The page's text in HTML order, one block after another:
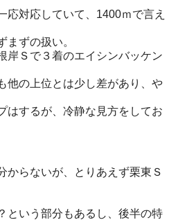
応対応していて、1400ｍで言え
まずの扱い。
岸Ｓで３着のエイシンバッケン
他の上位とは少し差があり、や
はするが、冷静な見方をしてお
からないが、とりあえず栗東Ｓ
という部分もあるし、後半の特